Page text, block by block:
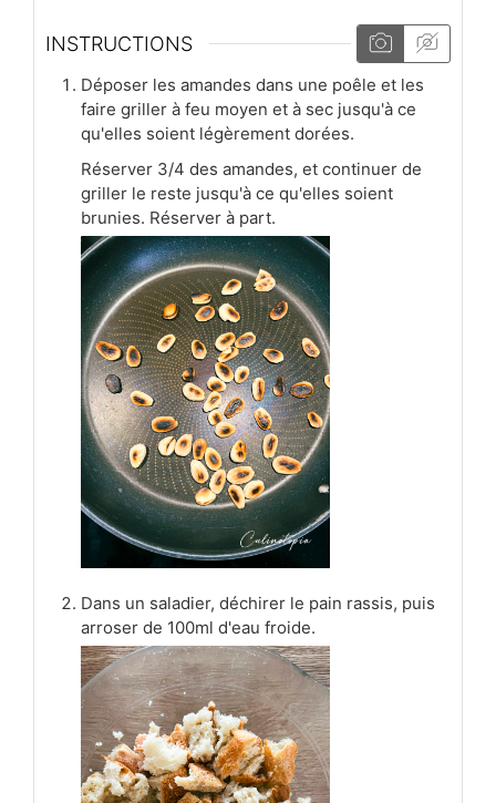
INSTRUCTIONS
Déposer les amandes dans une poêle et les
faire griller à feu moyen et à sec jusqu'à ce
qu'elles soient légèrement dorées.
Réserver 3/4 des amandes, et continuer de
griller le reste jusqu'à ce qu'elles soient
brunies. Réserver à part.
Dans un saladier, déchirer le pain rassis, puis
arroser de 100ml d'eau froide.